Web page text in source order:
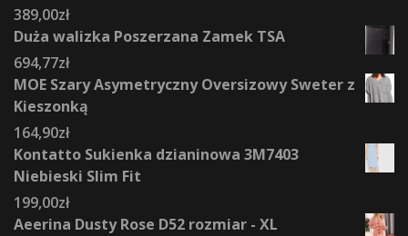
389,00zł
Duża walizka Poszerzana Zamek TSA
694,77zł
MOE Szary Asymetryczny Oversizowy Sweter z
Kieszonką
164,90zł
Kontatto Sukienka dzianinowa 3M7403
Niebieski Slim Fit
199,00zł
Aeerina Dusty Rose D52 rozmiar - XL